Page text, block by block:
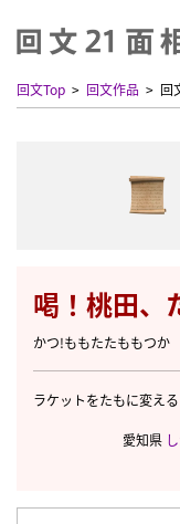
回文Top 回文作品 回
喝！桃田、
かつ!ももたたももつか
ラケットをたもに変え
愛知県